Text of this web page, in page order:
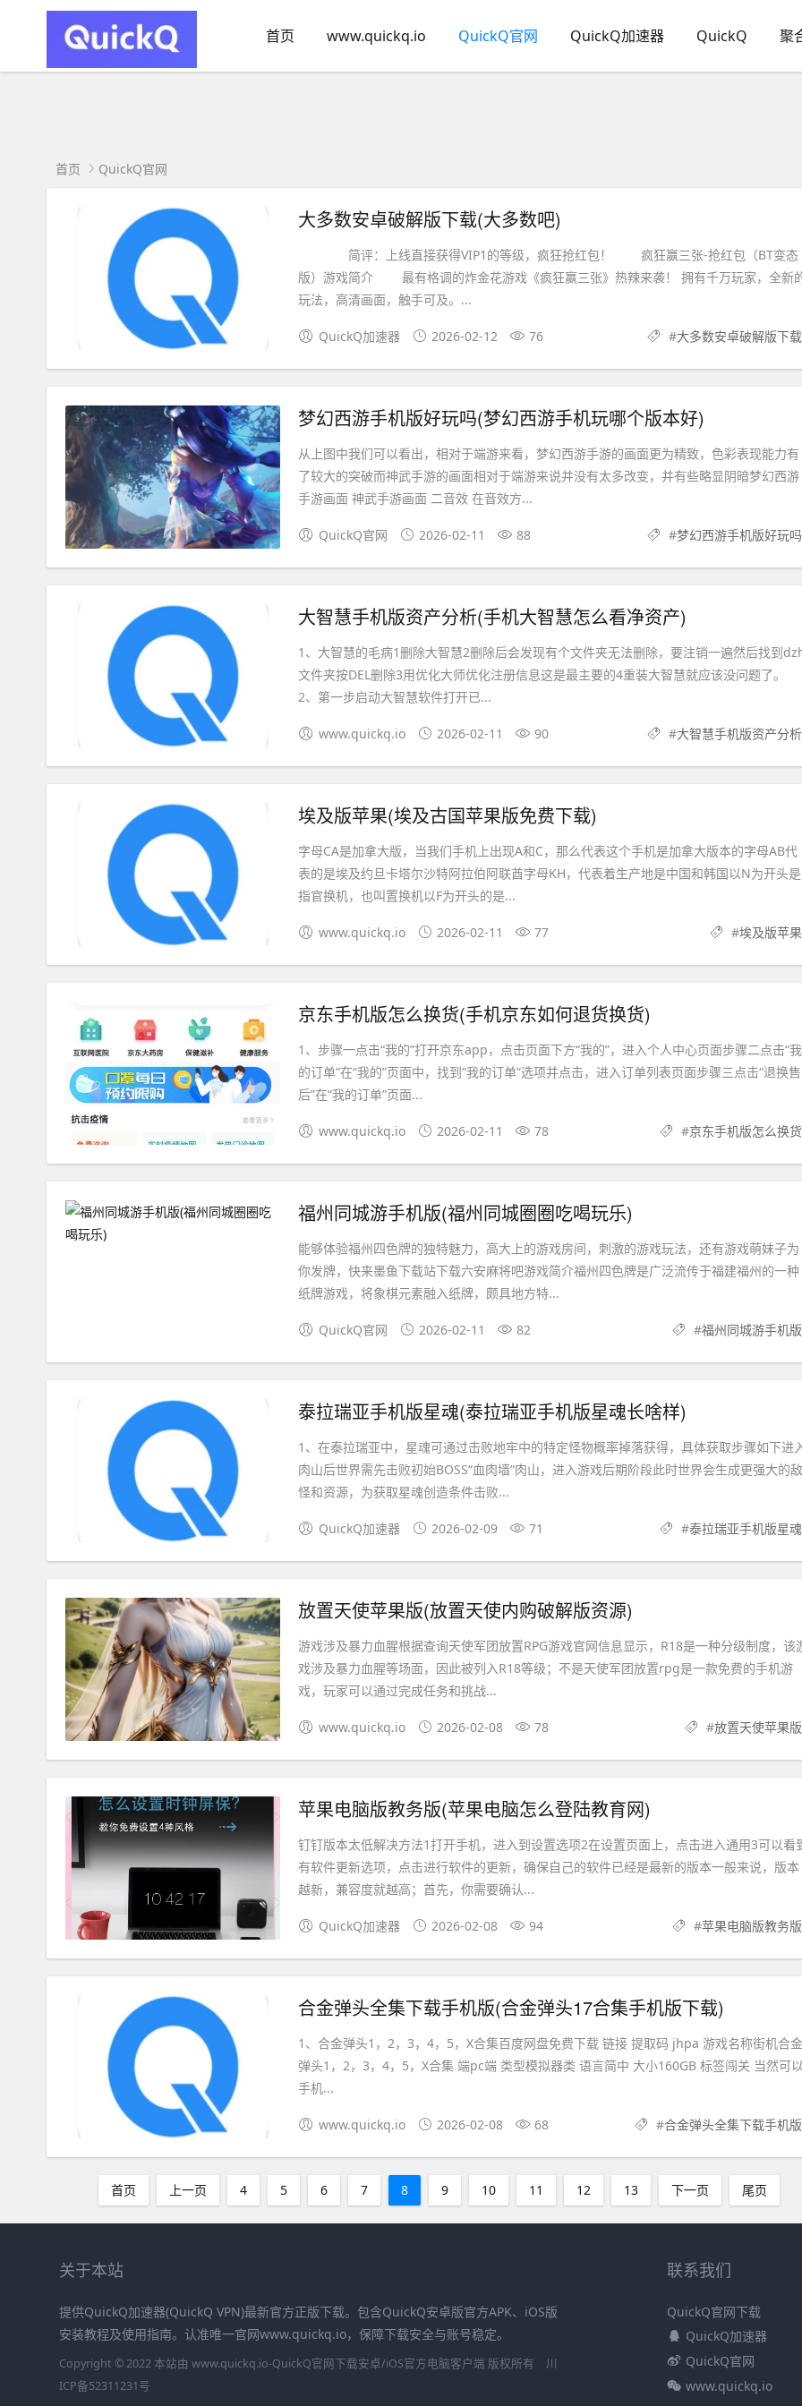
首页 www.quickq.io QuickQ官网 QuickQ加速器 QuickQ 聚
首页 QuickQ官网
大多数安卓破解版下载(大多数吧)
简评：上线直接获得VIP1的等级，疯狂抢红包！ 疯狂赢三张-抢红包（BT变态
版）游戏简介 最有格调的炸金花游戏《疯狂赢三张》热辣来袭！ 拥有千万玩家，全新
玩法，高清画面，触手可及。...
QuickQ加速器 2026-02-12 76 #大多数安卓破解版下载
梦幻西游手机版好玩吗(梦幻西游手机玩哪个版本好)
从上图中我们可以看出，相对于端游来看，梦幻西游手游的画面更为精致，色彩表现能力有
了较大的突破而神武手游的画面相对于端游来说并没有太多改变，并有些略显阴暗梦幻西游
手游画面 神武手游画面 二音效 在音效方...
QuickQ官网 2026-02-11 88 #梦幻西游手机版好玩吗
大智慧手机版资产分析(手机大智慧怎么看净资产)
1、大智慧的毛病1删除大智慧2删除后会发现有个文件夹无法删除，要注销一遍然后找到
文件夹按DEL删除3用优化大师优化注册信息这是最主要的4重装大智慧就应该没问题了。
2、第一步启动大智慧软件打开已...
www.quickq.io 2026-02-11 90 #大智慧手机版资产分析
埃及版苹果(埃及古国苹果版免费下载)
字母CA是加拿大版，当我们手机上出现A和C，那么代表这个手机是加拿大版本的字母AB代
表的是埃及约旦卡塔尔沙特阿拉伯阿联酋字母KH，代表着生产地是中国和韩国以N为开头是
指官换机，也叫置换机以F为开头的是...
www.quickq.io 2026-02-11 77 #埃及版苹果
京东手机版怎么换货(手机京东如何退货换货)
1、步骤一点击“我的”打开京东app，点击页面下方“我的”，进入个人中心页面步骤二点击“我
的订单”在“我的”页面中，找到“我的订单”选项并点击，进入订单列表页面步骤三点击“退换售
后”在“我的订单”页面...
www.quickq.io 2026-02-11 78 #京东手机版怎么换货
福州同城游手机版(福州同城圈圈吃喝玩乐)
能够体验福州四色牌的独特魅力，高大上的游戏房间，刺激的游戏玩法，还有游戏萌妹子为
你发牌，快来墨鱼下载站下载六安麻将吧游戏简介福州四色牌是广泛流传于福建福州的一种
纸牌游戏，将象棋元素融入纸牌，颇具地方特...
QuickQ官网 2026-02-11 82 #福州同城游手机版
泰拉瑞亚手机版星魂(泰拉瑞亚手机版星魂长啥样)
1、在泰拉瑞亚中，星魂可通过击败地牢中的特定怪物概率掉落获得，具体获取步骤如下进
肉山后世界需先击败初始BOSS“血肉墙”肉山，进入游戏后期阶段此时世界会生成更强大的敌
怪和资源，为获取星魂创造条件击败...
QuickQ加速器 2026-02-09 71 #泰拉瑞亚手机版星魂
放置天使苹果版(放置天使内购破解版资源)
游戏涉及暴力血腥根据查询天使军团放置RPG游戏官网信息显示，R18是一种分级制度，该
戏涉及暴力血腥等场面，因此被列入R18等级；不是天使军团放置rpg是一款免费的手机游
戏，玩家可以通过完成任务和挑战...
www.quickq.io 2026-02-08 78 #放置天使苹果版
苹果电脑版教务版(苹果电脑怎么登陆教育网)
钉钉版本太低解决方法1打开手机，进入到设置选项2在设置页面上，点击进入通用3可以看
有软件更新选项，点击进行软件的更新，确保自己的软件已经是最新的版本一般来说，版本
越新，兼容度就越高；首先，你需要确认...
QuickQ加速器 2026-02-08 94 #苹果电脑版教务版
合金弹头全集下载手机版(合金弹头17合集手机版下载)
1、合金弹头1，2，3，4，5，X合集百度网盘免费下载 链接 提取码 jhpa 游戏名称街机合金
弹头1，2，3，4，5，X合集 端pc端 类型模拟器类 语言简中 大小160GB 标签闯关 当然可
手机...
www.quickq.io 2026-02-08 68 #合金弹头全集下载手机版
首页 上一页 4 5 6 7 8 9 10 11 12 13 下一页 尾页
关于本站
提供QuickQ加速器(QuickQ VPN)最新官方正版下载。包含QuickQ安卓版官方APK、iOS版
安装教程及使用指南。认准唯一官网www.quickq.io，保障下载安全与账号稳定。
Copyright © 2022 本站由 www.quickq.io-QuickQ官网下载安卓/iOS官方电脑客户端 版权所有
川
ICP备52311231号
联系我们
QuickQ官网下载
QuickQ加速器
QuickQ官网
www.quickq.io